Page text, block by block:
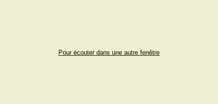
Pour écouter dans une autre fenêtre